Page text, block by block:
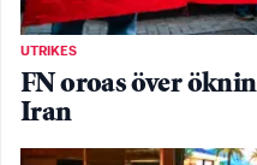
UTRIKES
FN oroas över
Iran